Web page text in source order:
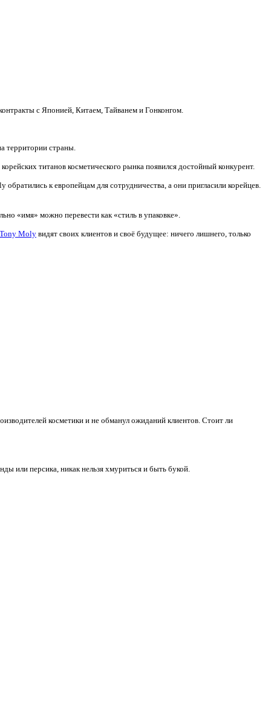
с Японией, Китаем, Тайванем и Гонконгом.
территории страны.
титанов косметического рынка появился достойный конкурент.
к европейцам для сотрудничества, а они пригласили корейцев.
«имя» можно перевести как «стиль в упаковке».
Tony Moly видят своих клиентов и своё будущее: ничего лишнего, только
косметики и не обманул ожиданий клиентов. Стоит ли
или персика, никак нельзя хмуриться и быть букой.